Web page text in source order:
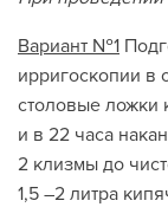
Вариант №1
ирригоскопии в
столовые ложки
и в 22 часа
2 клизмы до
1,5 –2 литра